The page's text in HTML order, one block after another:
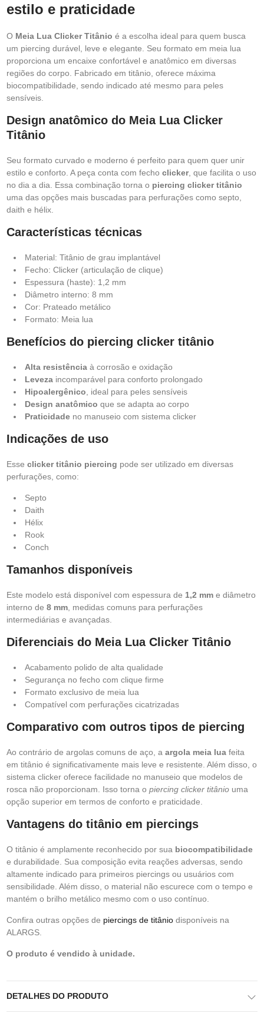
estilo e praticidade
O Meia Lua Clicker Titânio é a escolha ideal para quem busca
um piercing durável, leve e elegante. Seu formato em meia lua
proporciona um encaixe confortável e anatômico em diversas
regiões do corpo. Fabricado em titânio, oferece máxima
biocompatibilidade, sendo indicado até mesmo para peles
sensíveis.
Design anatômico do Meia Lua Clicker
Titânio
Seu formato curvado e moderno é perfeito para quem quer unir
estilo e conforto. A peça conta com fecho clicker, que facilita o uso
no dia a dia. Essa combinação torna o piercing clicker titânio
uma das opções mais buscadas para perfurações como septo,
daith e hélix.
Características técnicas
Material: Titânio de grau implantável
Fecho: Clicker (articulação de clique)
Espessura (haste): 1,2 mm
Diâmetro interno: 8 mm
Cor: Prateado metálico
Formato: Meia lua
Benefícios do piercing clicker titânio
Alta resistência à corrosão e oxidação
Leveza incomparável para conforto prolongado
Hipoalergênico , ideal para peles sensíveis
Design anatômico que se adapta ao corpo
Praticidade no manuseio com sistema clicker
Indicações de uso
Esse clicker titânio piercing pode ser utilizado em diversas
perfurações, como:
Septo
Daith
Hélix
Rook
Conch
Tamanhos disponíveis
Este modelo está disponível com espessura de 1,2 mm e diâmetro
interno de 8 mm , medidas comuns para perfurações
intermediárias e avançadas.
Diferenciais do Meia Lua Clicker Titânio
Acabamento polido de alta qualidade
Segurança no fecho com clique firme
Formato exclusivo de meia lua
Compatível com perfurações cicatrizadas
Comparativo com outros tipos de piercing
Ao contrário de argolas comuns de aço, a argola meia lua feita
em titânio é significativamente mais leve e resistente. Além disso, o
sistema clicker oferece facilidade no manuseio que modelos de
rosca não proporcionam. Isso torna o piercing clicker titânio uma
opção superior em termos de conforto e praticidade.
Vantagens do titânio em piercings
O titânio é amplamente reconhecido por sua biocompatibilidade
e durabilidade. Sua composição evita reações adversas, sendo
altamente indicado para primeiros piercings ou usuários com
sensibilidade. Além disso, o material não escurece com o tempo e
mantém o brilho metálico mesmo com o uso contínuo.
Confira outras opções de piercings de titânio disponíveis na
ALARGS.
O produto é vendido à unidade.
DETALHES DO PRODUTO